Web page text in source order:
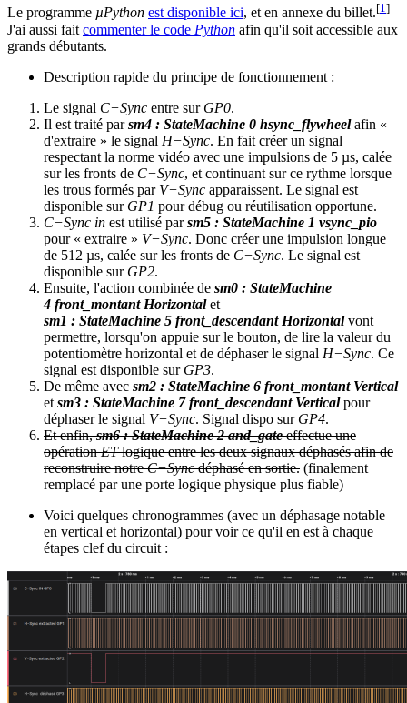
Le programme µPython est disponible ici, et en annexe du billet.[1]
J'ai aussi fait commenter le code Python afin qu'il soit accessible aux
grands débutants.
Description rapide du principe de fonctionnement :
Le signal C−Sync entre sur GP0.
Il est traité parsm4 : StateMachine 0 hsync_flywheelafin «
d'extraire » le signal H−Sync. En fait créer un signal
respectant la norme vidéo avec une impulsions de 5 µs, calée
sur les fronts de C−Sync, et continuant sur ce rythme lorsque
les trous formés par V−Sync apparaissent. Le signal est
disponible sur GP1 pour débug ou réutilisation opportune.
C−Sync in est utilisé parsm5 : StateMachine 1 vsync_pio
pour « extraire » V−Sync. Donc créer une impulsion longue
de 512 µs, calée sur les fronts de C−Sync. Le signal est
disponible sur GP2.
Ensuite, l'action combinée de sm0 : StateMachine
4 front_montant Horizontalet
sm1 : StateMachine 5 front_descendant Horizontalvont
permettre, lorsqu'on appuie sur le bouton, de lire la valeur du
potentiomètre horizontal et de déphaser le signal H−Sync. Ce
signal est disponible sur GP3.
De même avec sm2 : StateMachine 6 front_montant Vertical
et sm3 : StateMachine 7 front_descendant Verticalpour
déphaser le signal V−Sync. Signal dispo sur GP4.
Et enfin,sm6 : StateMachine 2 and_gateeffectue une
opérationETlogique entre les deux signaux déphasés afin de
reconstruire notreC−Syncdéphasé en sortie. (finalement
remplacé par une porte logique physique plus fiable)
Voici quelques chronogrammes (avec un déphasage notable
en vertical et horizontal) pour voir ce qu'il en est à chaque
étapes clef du circuit :